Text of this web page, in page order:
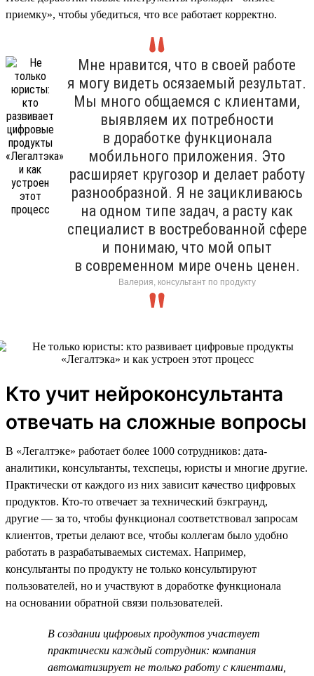
приемку», чтобы убедиться, что все работает корректно.
Мне нравится, что в своей работе
я могу видеть осязаемый результат.
Мы много общаемся с клиентами,
выявляем их потребности
в доработке функционала
мобильного приложения. Это
расширяет кругозор и делает работу
разнообразной. Я не зацикливаюсь
на одном типе задач, а расту как
специалист в востребованной сфере
и понимаю, что мой опыт
в современном мире очень ценен.
Валерия, консультант по продукту
Кто учит нейроконсультанта
отвечать на сложные вопросы
В «Легалтэке» работает более 1000 сотрудников: дата-
аналитики, консультанты, техспецы, юристы и многие другие.
Практически от каждого из них зависит качество цифровых
продуктов. Кто-то отвечает за технический бэкграунд,
другие — за то, чтобы функционал соответствовал запросам
клиентов, третьи делают все, чтобы коллегам было удобно
работать в разрабатываемых системах. Например,
консультанты по продукту не только консультируют
пользователей, но и участвуют в доработке функционала
на основании обратной связи пользователей.
В создании цифровых продуктов участвует
практически каждый сотрудник: компания
автоматизирует не только работу с клиентами,